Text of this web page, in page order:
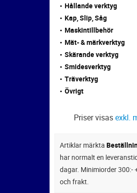
Hållande verktyg
Kap, Slip, Såg
Maskintillbehör
Mät- & märkverktyg
Skärande verktyg
Smidesverktyg
Träverktyg
Övrigt
Priser visasexkl.
Artiklar märkta
har normalt en
dagar. Minimiorder 300:-
och frakt.